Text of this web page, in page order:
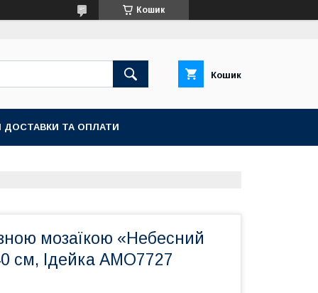
Кошик
Кошик
ДОСТАВКИ ТА ОПЛАТИ
мозаїкою «Небесний
см, Ідейка AMO7727